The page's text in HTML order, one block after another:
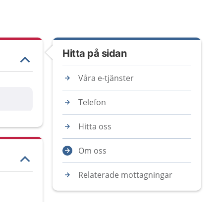
Hitta på sidan
Våra e-tjänster
Telefon
Hitta oss
Om oss
Relaterade mottagningar